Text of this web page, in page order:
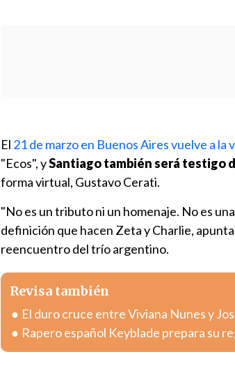
El 21 de marzo en Buenos Aires vuelve a la
"Ecos", ySantiago también será testigo
forma virtual, Gustavo Cerati.
"No es un tributo ni un homenaje. No es
definición que hacen Zeta y Charlie,
reencuentro del trío argentino.
Revisa también
El duro cruce entre Viviana Nunes y
Rapero español Keyblade prepara su